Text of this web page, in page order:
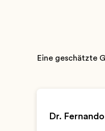
Eine geschätzte
Dr.